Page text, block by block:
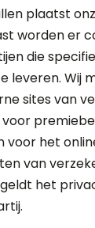
plaatst
worden er
die
leveren. Wij
sites van
voor het
van
het